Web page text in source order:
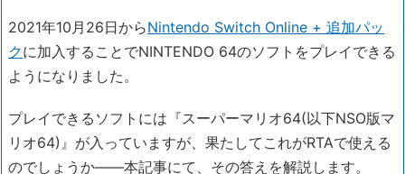
2021年10月26日からNintendo Switch Online + 追加パッ
クに加入することでNINTENDO 64のソフトをプレイできる
ようになりました。
プレイできるソフトには『スーパーマリオ64(以下NSO版マ
リオ64)』が入っていますが、果たしてこれがRTAで使える
のでしょうか――本記事にて、その答えを解説します。